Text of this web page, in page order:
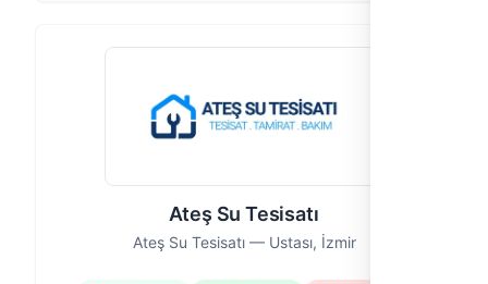
Ateş Su Tesisatı
Ateş Su Tesisatı — Ustası, İzmir